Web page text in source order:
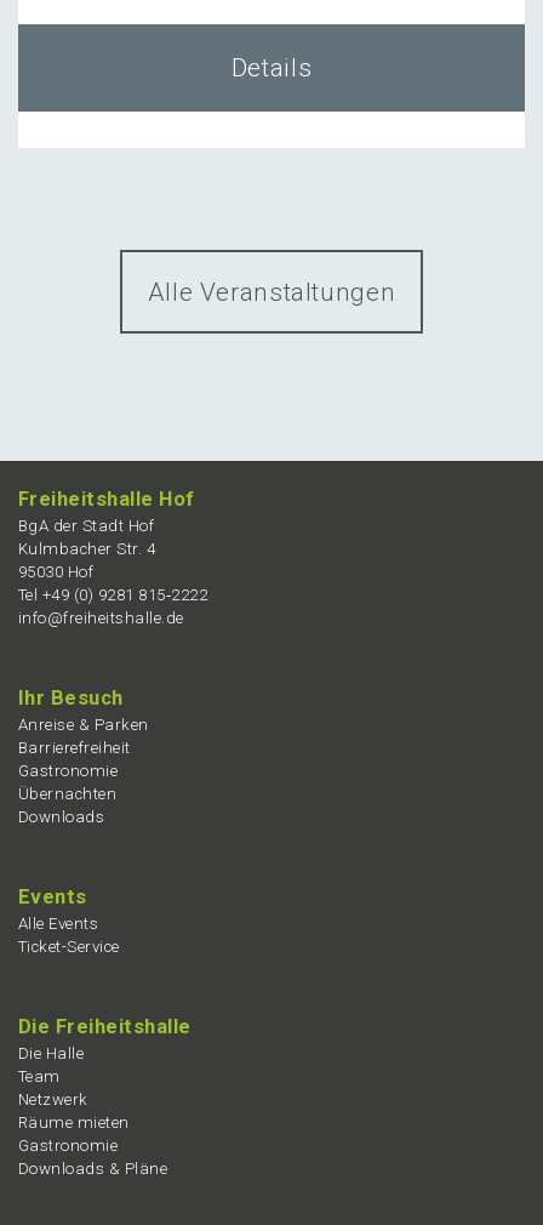
Details
Alle Veranstaltungen
Freiheits­hal­le Hof
BgA der Stadt Hof
Kulmba­cher Str. 4
95030 Hof
Tel +49 (0) 9281 815‑2222
info@freiheitshalle.de
Ihr Besuch
Anrei­se & Parken
Barrie­re­frei­heit
Gastro­no­mie
Übernach­ten
Downloads
Events
Alle Events
Ticket-Service
Die Freiheits­hal­le
Die Halle
Team
Netzwerk
Räume mieten
Gastro­no­mie
Downloads & Pläne